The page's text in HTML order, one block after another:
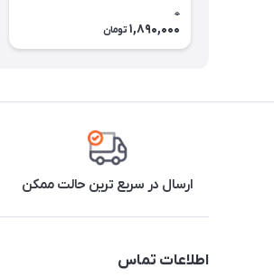
0
1,890,000 تومان
ارسال در سریع ترین حالت ممکن
اطلاعات تماس